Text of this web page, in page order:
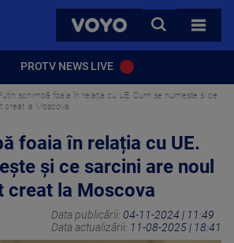
VOYO
CAUTA
TOATE
PROTV NEWS LIVE
schimbă foaia în relația cu UE. Cum se numește și ce
creat la Moscova
foaia în relația cu UE.
și ce sarcini are noul
creat la Moscova
Data publicării: 04-11-2024 | 11:49
Data actualizării: 11-08-2025 | 18:41